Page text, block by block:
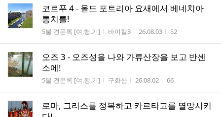
코르푸 4 - 올드 포트리아 요새에서 베네치아
통치를!
게시판명
5불 견문록 [여.행.기] 작성자
바이칼3 작성시간
26.08.03 조회수
52
오즈 3 - 오즈성을 나와 가류산장을 보고 반센
소에!
게시판명
5불 견문록 [여.행.기] 작성자
구화산 작성시간
26.08.02 조회수
66
로마, 그리스를 정복하고 카르타고를 멸망시키